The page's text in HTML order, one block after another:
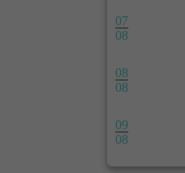
07
08
08
08
09
08